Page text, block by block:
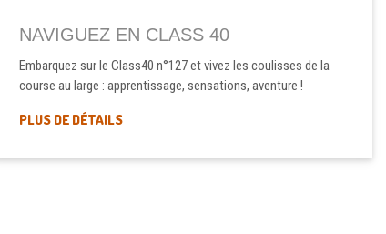
NAVIGUEZ EN CLASS 40
Embarquez sur le Class40 n°127 et vivez les coulisses de la
course au large : apprentissage, sensations, aventure !
PLUS DE DÉTAILS